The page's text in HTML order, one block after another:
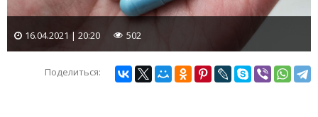
16.04.2021 | 20:20 502
Поделиться: